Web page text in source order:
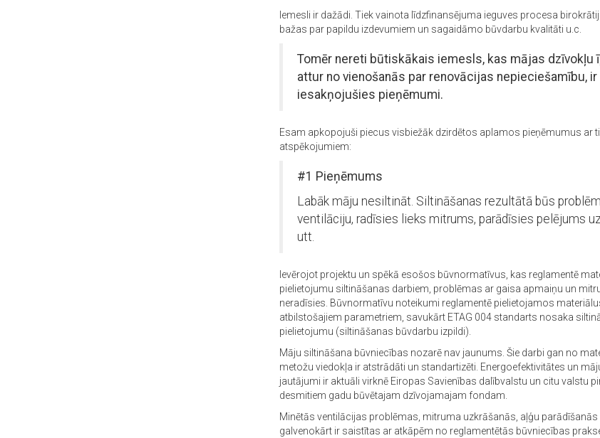
Iemesli ir dažādi. Tiek vainota līdzfinansējuma ieguves procesa
bažas par papildu izdevumiem un sagaidāmo būvdarbu kvalitāti u.c.
Tomēr nereti būtiskākais iemesls, kas mājas dzīvokļu
attur no vienošanās par renovācijas nepieciešamību, ir
iesakņojušies pieņēmumi.
Esam apkopojuši piecus visbiežāk dzirdētos aplamos pieņēmumus ar
atspēkojumiem:
#1 Pieņēmums
Labāk māju nesiltināt. Siltināšanas rezultātā būs
ventilāciju, radīsies lieks mitrums, parādīsies pelējums
utt.
Ievērojot projektu un spēkā esošos būvnormatīvus, kas reglamentē
pielietojumu siltināšanas darbiem, problēmas ar gaisa apmaiņu un
neradīsies. Būvnormatīvu noteikumi reglamentē pielietojamos
atbilstošajiem parametriem, savukārt ETAG 004 standarts nosaka
pielietojumu (siltināšanas būvdarbu izpildi).
Māju siltināšana būvniecības nozarē nav jaunums. Šie darbi gan no
metožu viedokļa ir atstrādāti un standartizēti. Energoefektivitātes un
jautājumi ir aktuāli virknē Eiropas Savienības dalībvalstu un citu valstu
desmitiem gadu būvētajam dzīvojamajam fondam.
Minētās ventilācijas problēmas, mitruma uzkrāšanās, aļģu
galvenokārt ir saistītas ar atkāpēm no reglamentētās būvniecības